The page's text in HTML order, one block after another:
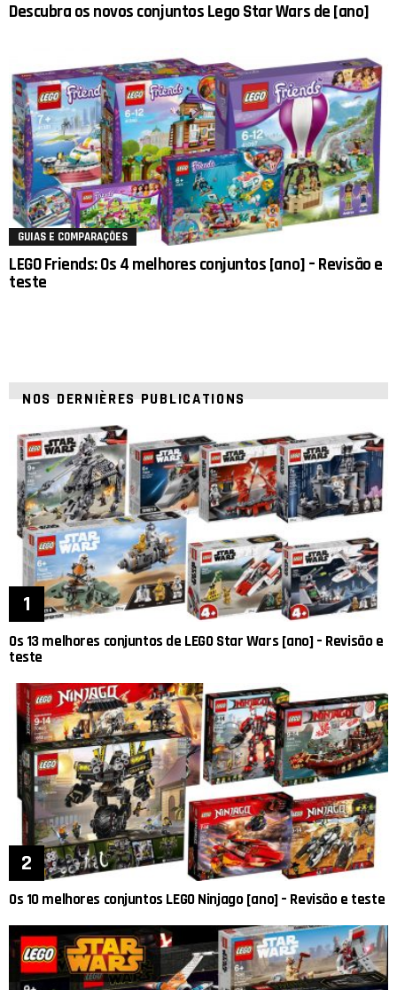
Descubra os novos conjuntos Lego Star Wars de [ano]
GUIAS E COMPARAÇÕES
LEGO Friends: Os 4 melhores conjuntos [ano] – Revisão e
teste
NOS DERNIÈRES PUBLICATIONS
Os 13 melhores conjuntos de LEGO Star Wars [ano] – Revisão e
teste
Os 10 melhores conjuntos LEGO Ninjago [ano] – Revisão e teste